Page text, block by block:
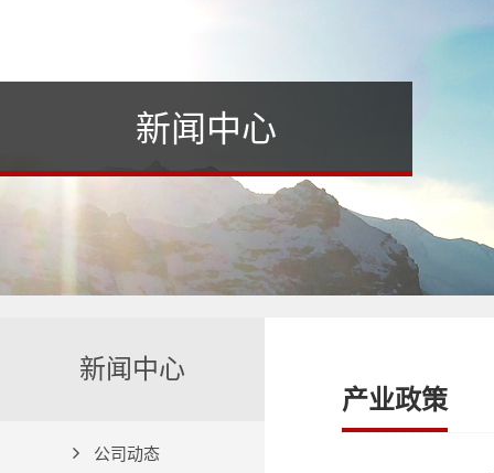
新闻中心
新闻中心
公司动态
产业政策